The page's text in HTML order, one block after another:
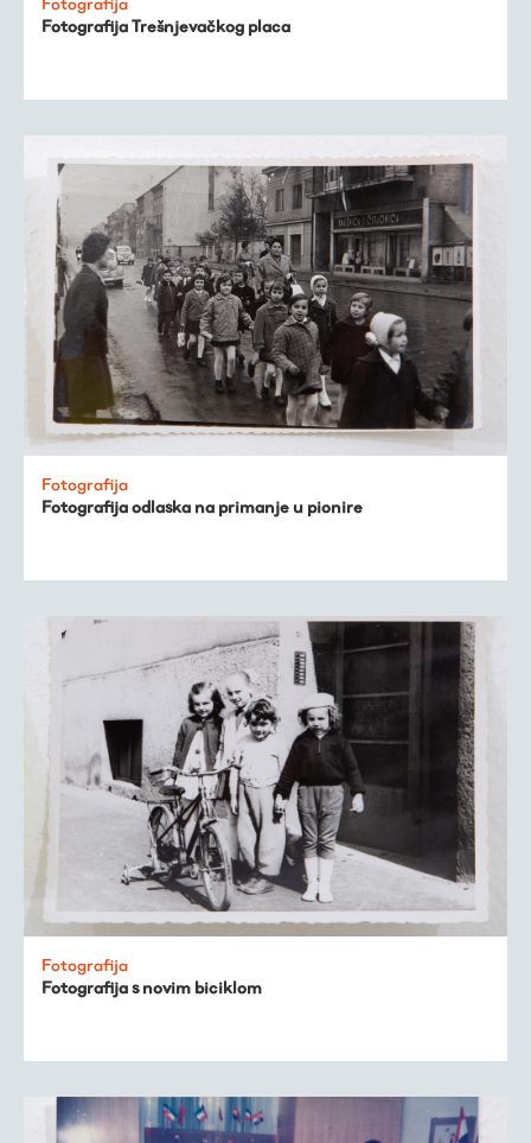
Fotografija Trešnjevačkog placa
Fotografija
Fotografija odlaska na primanje u pionire
Fotografija
Fotografija s novim biciklom